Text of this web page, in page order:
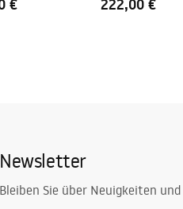
€ 222,00 €
Newsletter
Bleiben Sie über Neuigkeiten